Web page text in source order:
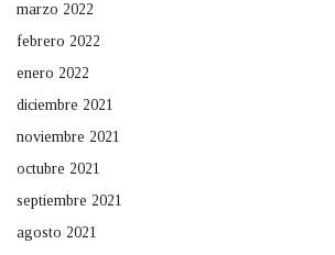
marzo 2022
febrero 2022
enero 2022
diciembre 2021
noviembre 2021
octubre 2021
septiembre 2021
agosto 2021